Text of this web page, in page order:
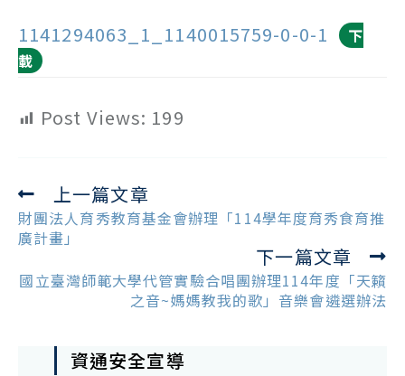
1141294063_1_1140015759-0-0-1
下
載
Post Views: 199
Read
more
articles
上一篇文章
財團法人育秀教育基金會辦理「114學年度育秀食育推
廣計畫」
下一篇文章
國立臺灣師範大學代管實驗合唱團辦理114年度「天籟
之音~媽媽教我的歌」音樂會遴選辦法
資通安全宣導